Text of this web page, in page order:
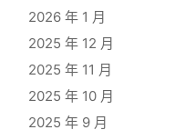
2026 年 1 月
2025 年 12 月
2025 年 11 月
2025 年 10 月
2025 年 9 月